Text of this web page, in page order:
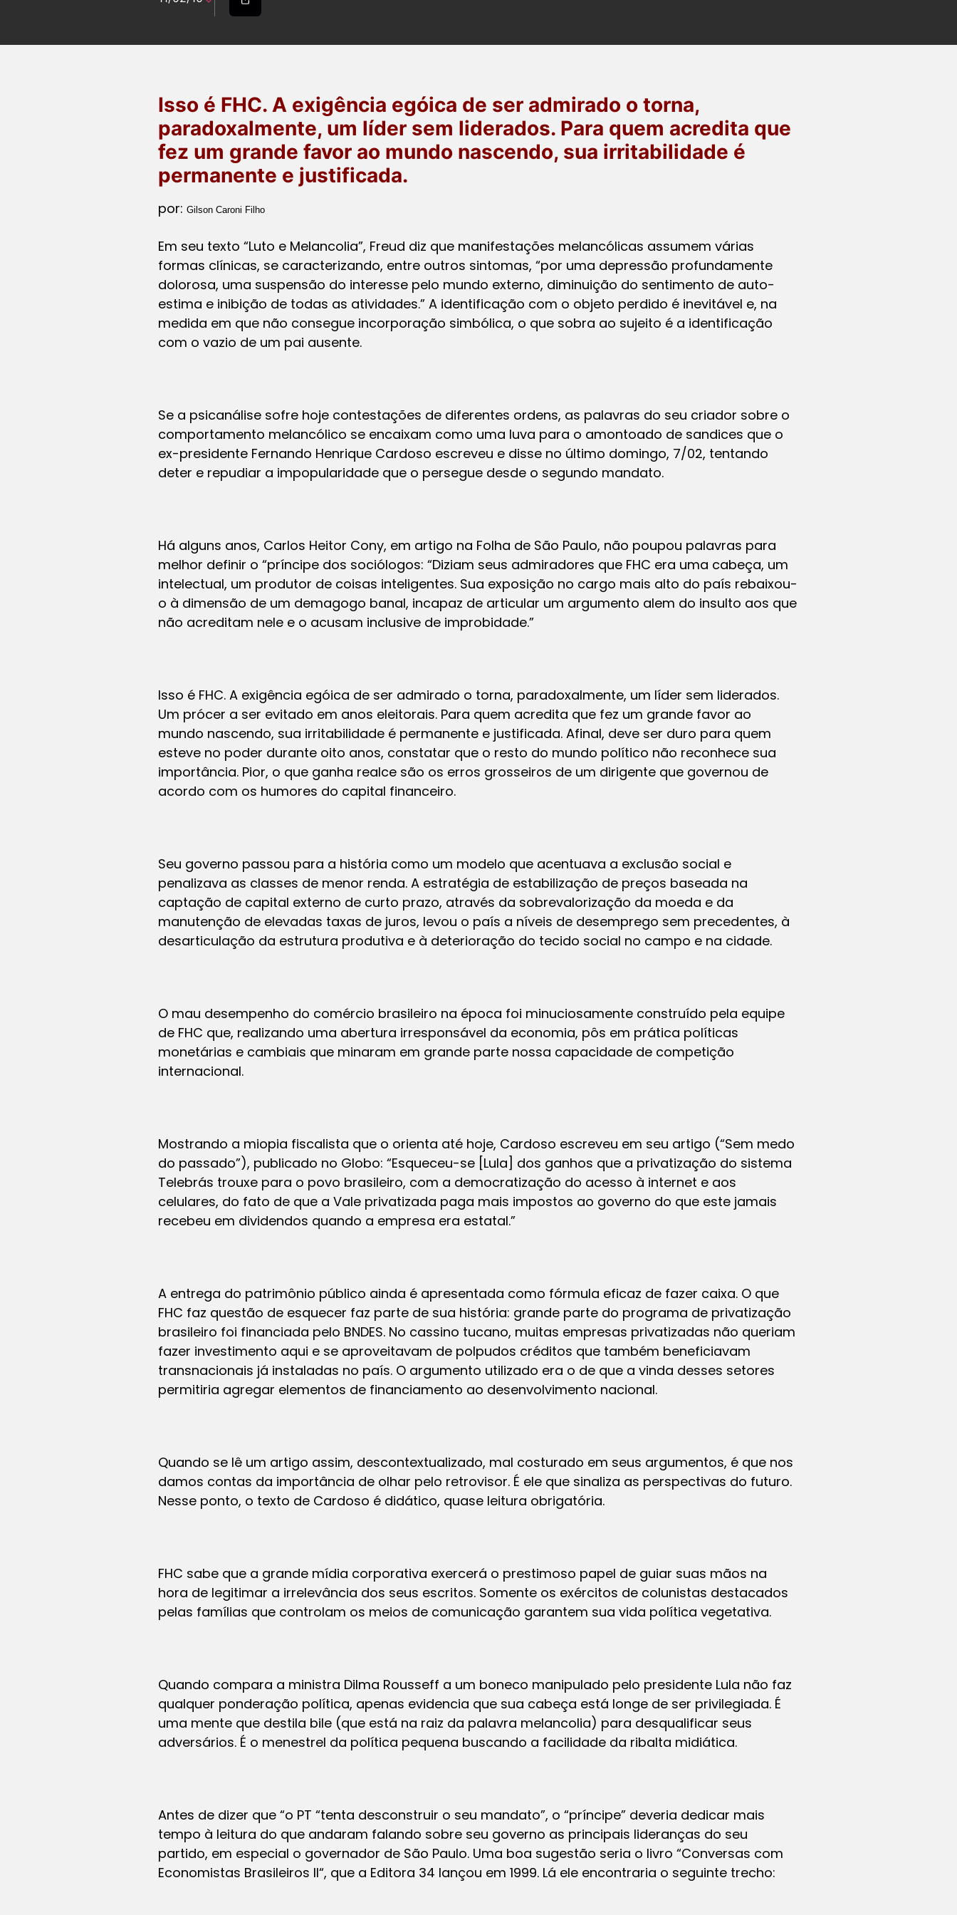
Isso é FHC. A exigência egóica de ser admirado o torna,
paradoxalmente, um líder sem liderados. Para quem acredita que
fez um grande favor ao mundo nascendo, sua irritabilidade é
permanente e justificada.
por: Gilson Caroni Filho
Em seu texto “Luto e Melancolia”, Freud diz que manifestações melancólicas assumem várias
formas clínicas, se caracterizando, entre outros sintomas, “por uma depressão profundamente
dolorosa, uma suspensão do interesse pelo mundo externo, diminuição do sentimento de auto-
estima e inibição de todas as atividades.” A identificação com o objeto perdido é inevitável e, na
medida em que não consegue incorporação simbólica, o que sobra ao sujeito é a identificação
com o vazio de um pai ausente.
Se a psicanálise sofre hoje contestações de diferentes ordens, as palavras do seu criador sobre o
comportamento melancólico se encaixam como uma luva para o amontoado de sandices que o
ex-presidente Fernando Henrique Cardoso escreveu e disse no último domingo, 7/02, tentando
deter e repudiar a impopularidade que o persegue desde o segundo mandato.
Há alguns anos, Carlos Heitor Cony, em artigo na Folha de São Paulo, não poupou palavras para
melhor definir o “príncipe dos sociólogos: “Diziam seus admiradores que FHC era uma cabeça, um
intelectual, um produtor de coisas inteligentes. Sua exposição no cargo mais alto do país rebaixou-
o à dimensão de um demagogo banal, incapaz de articular um argumento alem do insulto aos que
não acreditam nele e o acusam inclusive de improbidade.”
Isso é FHC. A exigência egóica de ser admirado o torna, paradoxalmente, um líder sem liderados.
Um prócer a ser evitado em anos eleitorais. Para quem acredita que fez um grande favor ao
mundo nascendo, sua irritabilidade é permanente e justificada. Afinal, deve ser duro para quem
esteve no poder durante oito anos, constatar que o resto do mundo político não reconhece sua
importância. Pior, o que ganha realce são os erros grosseiros de um dirigente que governou de
acordo com os humores do capital financeiro.
Seu governo passou para a história como um modelo que acentuava a exclusão social e
penalizava as classes de menor renda. A estratégia de estabilização de preços baseada na
captação de capital externo de curto prazo, através da sobrevalorização da moeda e da
manutenção de elevadas taxas de juros, levou o país a níveis de desemprego sem precedentes, à
desarticulação da estrutura produtiva e à deterioração do tecido social no campo e na cidade.
O mau desempenho do comércio brasileiro na época foi minuciosamente construído pela equipe
de FHC que, realizando uma abertura irresponsável da economia, pôs em prática políticas
monetárias e cambiais que minaram em grande parte nossa capacidade de competição
internacional.
Mostrando a miopia fiscalista que o orienta até hoje, Cardoso escreveu em seu artigo (“Sem medo
do passado”), publicado no Globo: “Esqueceu-se [Lula] dos ganhos que a privatização do sistema
Telebrás trouxe para o povo brasileiro, com a democratização do acesso à internet e aos
celulares, do fato de que a Vale privatizada paga mais impostos ao governo do que este jamais
recebeu em dividendos quando a empresa era estatal.”
A entrega do patrimônio público ainda é apresentada como fórmula eficaz de fazer caixa. O que
FHC faz questão de esquecer faz parte de sua história: grande parte do programa de privatização
brasileiro foi financiada pelo BNDES. No cassino tucano, muitas empresas privatizadas não queriam
fazer investimento aqui e se aproveitavam de polpudos créditos que também beneficiavam
transnacionais já instaladas no país. O argumento utilizado era o de que a vinda desses setores
permitiria agregar elementos de financiamento ao desenvolvimento nacional.
Quando se lê um artigo assim, descontextualizado, mal costurado em seus argumentos, é que nos
damos contas da importância de olhar pelo retrovisor. É ele que sinaliza as perspectivas do futuro.
Nesse ponto, o texto de Cardoso é didático, quase leitura obrigatória.
FHC sabe que a grande mídia corporativa exercerá o prestimoso papel de guiar suas mãos na
hora de legitimar a irrelevância dos seus escritos. Somente os exércitos de colunistas destacados
pelas famílias que controlam os meios de comunicação garantem sua vida política vegetativa.
Quando compara a ministra Dilma Rousseff a um boneco manipulado pelo presidente Lula não faz
qualquer ponderação política, apenas evidencia que sua cabeça está longe de ser privilegiada. É
uma mente que destila bile (que está na raiz da palavra melancolia) para desqualificar seus
adversários. É o menestrel da política pequena buscando a facilidade da ribalta midiática.
Antes de dizer que “o PT “tenta desconstruir o seu mandato”, o “príncipe” deveria dedicar mais
tempo à leitura do que andaram falando sobre seu governo as principais lideranças do seu
partido, em especial o governador de São Paulo. Uma boa sugestão seria o livro “Conversas com
Economistas Brasileiros II“, que a Editora 34 lançou em 1999. Lá ele encontraria o seguinte trecho: